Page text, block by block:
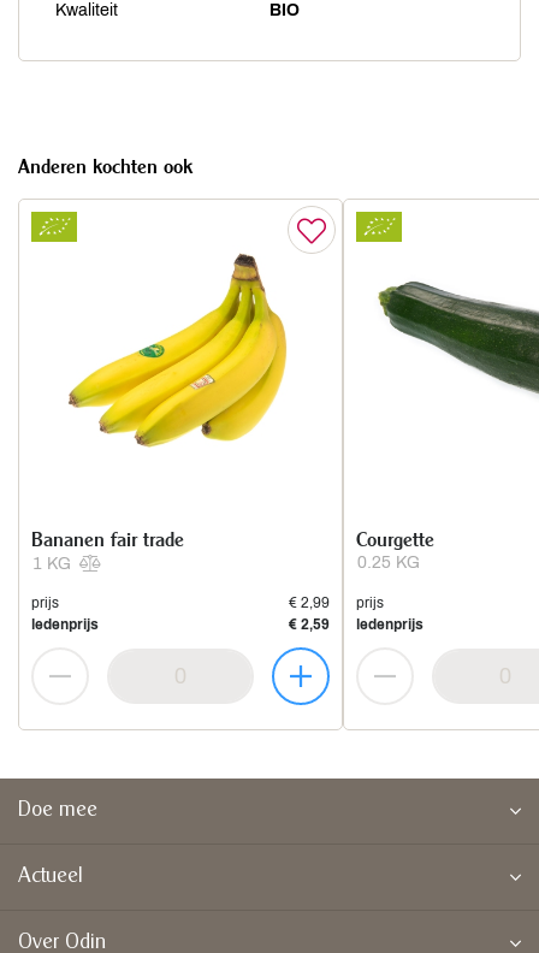
Kwaliteit BIO
Anderen kochten ook
1 KG
Bananen fair trade
prijs
€ 2,99
ledenprijs
€ 2,59
0.25 KG
Courgette
prijs
ledenprijs
Doe mee
Actueel
Over Odin